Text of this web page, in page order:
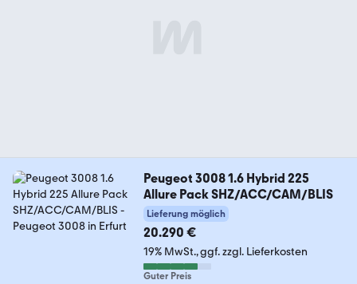
Peugeot 3008 1.6 Hybrid 225
Allure Pack SHZ/ACC/CAM/BLIS
Lieferung möglich
20.290 €
19% MwSt. ggf. zzgl. Lieferkosten
Guter Preis